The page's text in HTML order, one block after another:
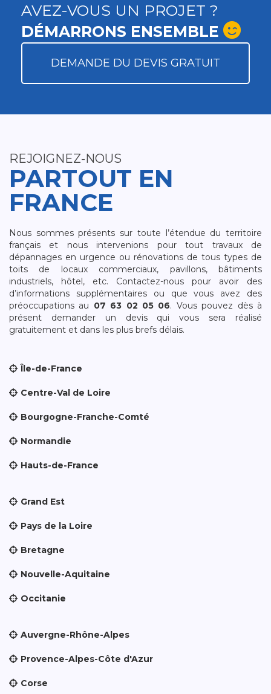
AVEZ-VOUS UN PROJET ?
DÉMARRONS ENSEMBLE
DEMANDE DU DEVIS GRATUIT
REJOIGNEZ-NOUS
PARTOUT EN
FRANCE
Nous sommes présents sur toute l’étendue du territoire
français et nous intervenions pour tout travaux de
dépannages en urgence ou rénovations de tous types de
toits de locaux commerciaux, pavillons, bâtiments
industriels, hôtel, etc. Contactez-nous pour avoir des
d’informations supplémentaires ou que vous avez des
préoccupations au 07 63 02 05 06. Vous pouvez dès à
présent demander un devis qui vous sera réalisé
gratuitement et dans les plus brefs délais.
Île-de-France
Centre-Val de Loire
Bourgogne-Franche-Comté
Normandie
Hauts-de-France
Grand Est
Pays de la Loire
Bretagne
Nouvelle-Aquitaine
Occitanie
Auvergne-Rhône-Alpes
Provence-Alpes-Côte d'Azur
Corse